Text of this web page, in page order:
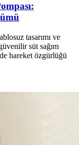
tasarımı ve
süt sağım
hareket özgürlüğü